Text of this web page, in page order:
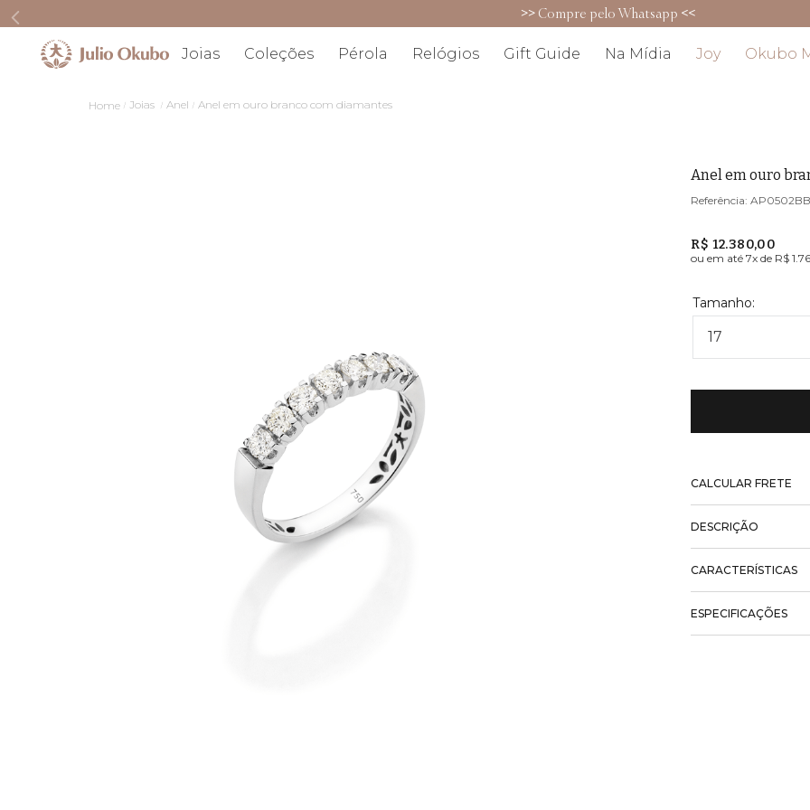
>>Compre pelo Whatsapp <<
Joias Coleções Pérola Relógios Gift Guide Na Mídia Joy Okubo
Joias Anel Anel em ouro branco com diamantes
Anel em ouro
AP0502BB
R$ 12.380,00
ou em até7x de R$
17
CALCULAR FRETE
DESCRIÇÃO
CARACTERÍSTICAS
ESPECIFICAÇÕES